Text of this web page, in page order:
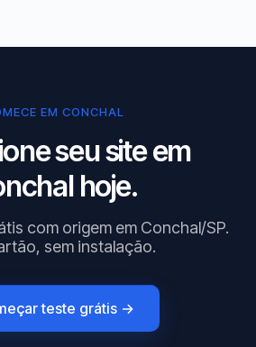
EM CONCHAL
seu site em
hoje.
com origem em Conchal/SP.
sem instalação.
teste grátis →